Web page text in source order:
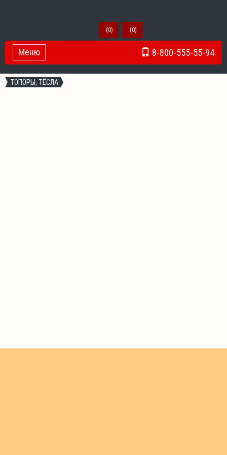
(0) (0)
8-800-555-55-94
Toggle Navigation
Меню
ТОПОРЫ, ТЁСЛА